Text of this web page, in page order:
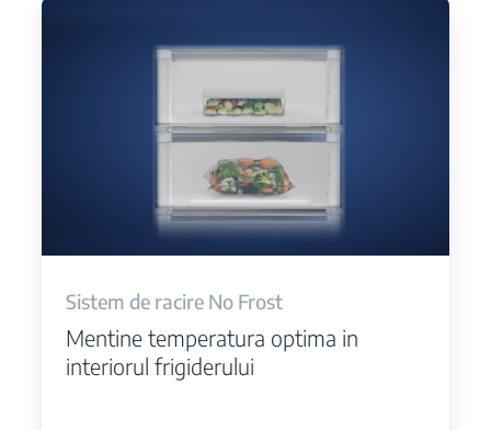
Sistem de racire No Frost
Mentine temperatura optima in
interiorul frigiderului